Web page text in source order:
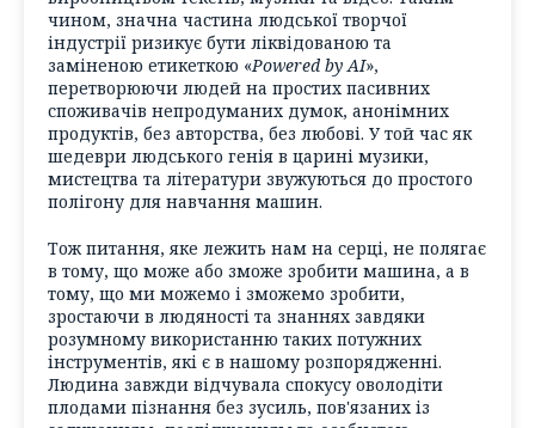
чином, значна частина людської творчої
індустрії ризикує бути ліквідованою та
заміненою етикеткою «Powered by AI»,
перетворюючи людей на простих пасивних
споживачів непродуманих думок, анонімних
продуктів, без авторства, без любові. У той час як
шедеври людського генія в царині музики,
мистецтва та літератури звужуються до простого
полігону для навчання машин.
Тож питання, яке лежить нам на серці, не полягає
в тому, що може або зможе зробити машина, а в
тому, що ми можемо і зможемо зробити,
зростаючи в людяності та знаннях завдяки
розумному використанню таких потужних
інструментів, які є в нашому розпорядженні.
Людина завжди відчувала спокусу оволодіти
плодами пізнання без зусиль, пов'язаних із